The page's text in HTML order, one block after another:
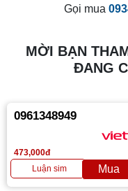
Gọi mua
MỜI BẠN
ĐANG
0961348949
473,000đ